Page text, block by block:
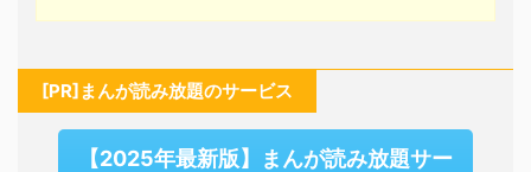
[PR]まんが読み放題のサービス
【2025年最新版】まんが読み放題サー